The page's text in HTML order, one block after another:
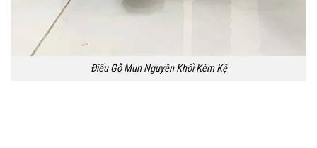
Điếu Gỗ Mun Nguyên Khối Kèm Kệ